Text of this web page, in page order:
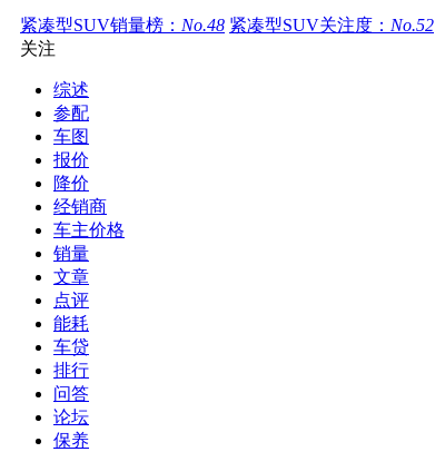
紧凑型SUV销量榜： No.48 紧凑型SUV关注度： No.52
关注
综述
参配
车图
报价
降价
经销商
车主价格
销量
文章
点评
能耗
车贷
排行
问答
论坛
保养